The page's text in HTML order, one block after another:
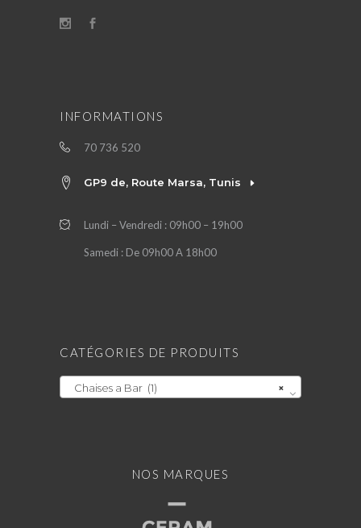
INFORMATIONS
70 736 520
GP9 de, Route Marsa, Tunis
Lundi – Vendredi : 09h00 – 19h00
Samedi : De 09h00 A 18h00
CATÉGORIES DE PRODUITS
×
Chaises a Bar (1)
NOS MARQUES